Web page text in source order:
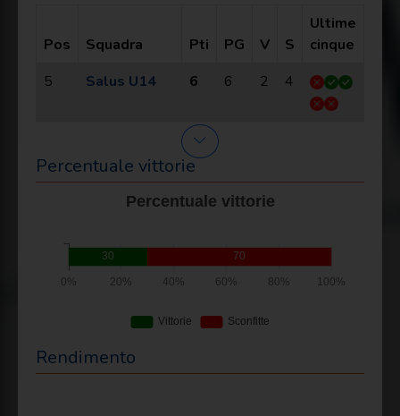
Pos Squadra Pti PG V S
Ultime
cinque
5
Salus U14 6 6 2 4
Percentuale vittorie
Rendimento